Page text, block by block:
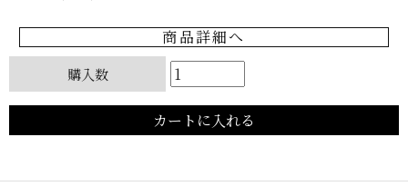
商品詳細へ
購入数